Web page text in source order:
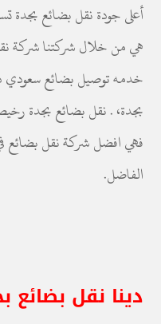
أعلى جودة نقل بضائع بجدة
هي من خلال شركتنا شركة
خدمه توصيل بضائع
بجدة، . نقل بضائع بجدة
فهي افضل شركة نقل بضائع
الفاضل.
دينا نقل بضائع